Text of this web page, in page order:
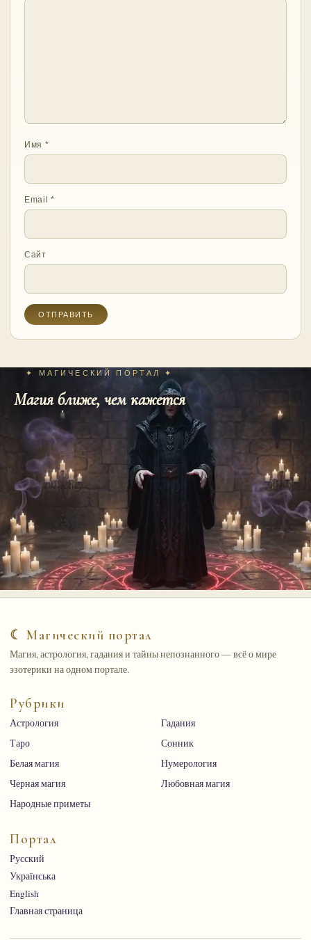
Имя *
Email*
Сайт
✦ МАГИЧЕСКИЙ ПОРТАЛ ✦
Магия ближе, чем кажется
☾ Магический портал
Магия, астрология, гадания и тайны непознанного — всё о мире
эзотерики на одном портале.
Рубрики
Астрология
Гадания
Таро
Сонник
Белая магия
Нумерология
Черная магия
Любовная магия
Народные приметы
Портал
Русский
Українська
English
Главная страница